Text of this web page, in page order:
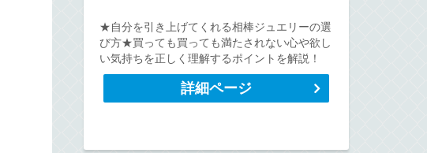
★自分を引き上げてくれる相棒ジュエリーの選
び方★買っても買っても満たされない心や欲し
い気持ちを正しく理解するポイントを解説！
詳細ページ